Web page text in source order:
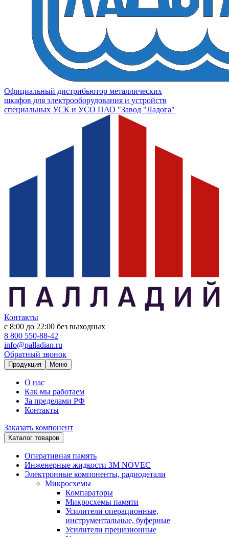
Официальный дистрибьютор металлических
шкафов для электрооборудования и устройств
специальных УСК и УСО ПАО "Завод "Ладога"
Контакты
с 8:00 до 22:00 без выходных
8 800 550-88-42
info@palladian.ru
Обратный звонок
Продукция Меню
О нас
Как мы работаем
За пределами РФ
Контакты
Заказать компонент
Каталог товаров
Оперативная память
Инженерные жидкости 3M NOVEC
Электронные компоненты, радиодетали
Микросхемы
Компараторы
Микросхемы памяти
Усилители операционные,
инструментальные, буферные
Усилители прецизионные